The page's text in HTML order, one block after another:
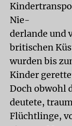
Nie-
derlande und
britischen
wurden bis
Kinder
Doch obwohl
deutete,
Flüchtlinge,